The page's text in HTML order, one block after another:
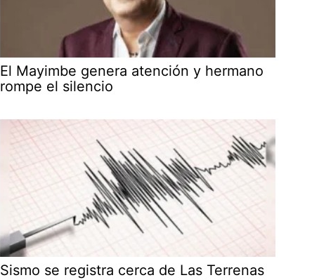
El Mayimbe genera atención y hermano
rompe el silencio
Sismo se registra cerca de Las Terrenas